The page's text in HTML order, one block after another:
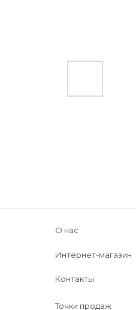
Контакты
О нас
Точки продаж
Интернет-магазин